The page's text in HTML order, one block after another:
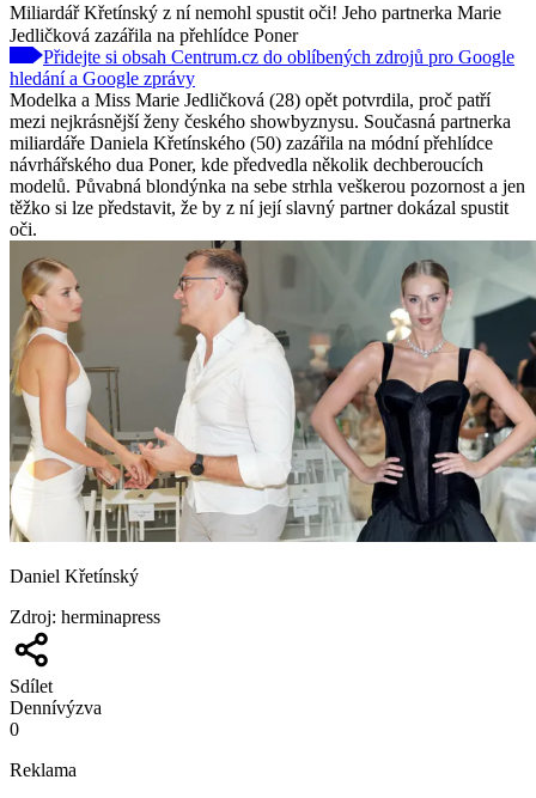
Miliardář Křetínský z ní nemohl spustit oči! Jeho partnerka Marie
Jedličková zazářila na přehlídce Poner
Přidejte si obsah Centrum.cz do oblíbených zdrojů pro Google
hledání a Google zprávy
Modelka a Miss Marie Jedličková (28) opět potvrdila, proč patří
mezi nejkrásnější ženy českého showbyznysu. Současná partnerka
miliardáře Daniela Křetínského (50) zazářila na módní přehlídce
návrhářského dua Poner, kde předvedla několik dechberoucích
modelů. Půvabná blondýnka na sebe strhla veškerou pozornost a jen
těžko si lze představit, že by z ní její slavný partner dokázal spustit
oči.
Daniel Křetínský
Zdroj: herminapress
Sdílet
Dennívýzva
0
Reklama